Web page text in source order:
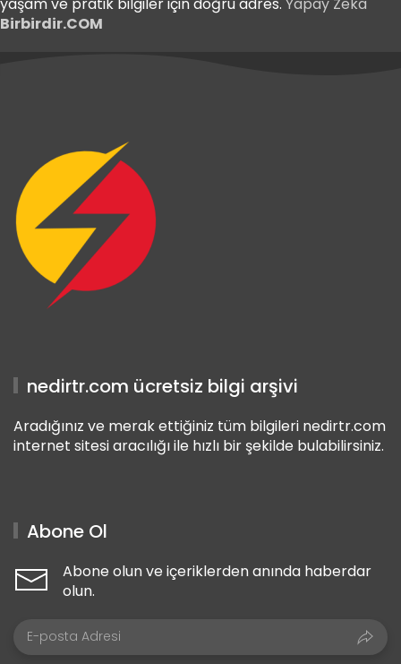
Birbirdir.COM
nedirtr.com ücretsiz bilgi arşivi
Aradığınız ve merak ettiğiniz tüm bilgileri nedirtr.com
internet sitesi aracılığı ile hızlı bir şekilde bulabilirsiniz.
Abone Ol
Abone olun ve içeriklerden anında haberdar
olun.